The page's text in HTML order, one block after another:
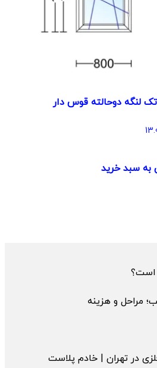
لنگه دوحالته قوس دار
به سبد خرید
مراحل و هزینه
در تهران | خادم پلاست